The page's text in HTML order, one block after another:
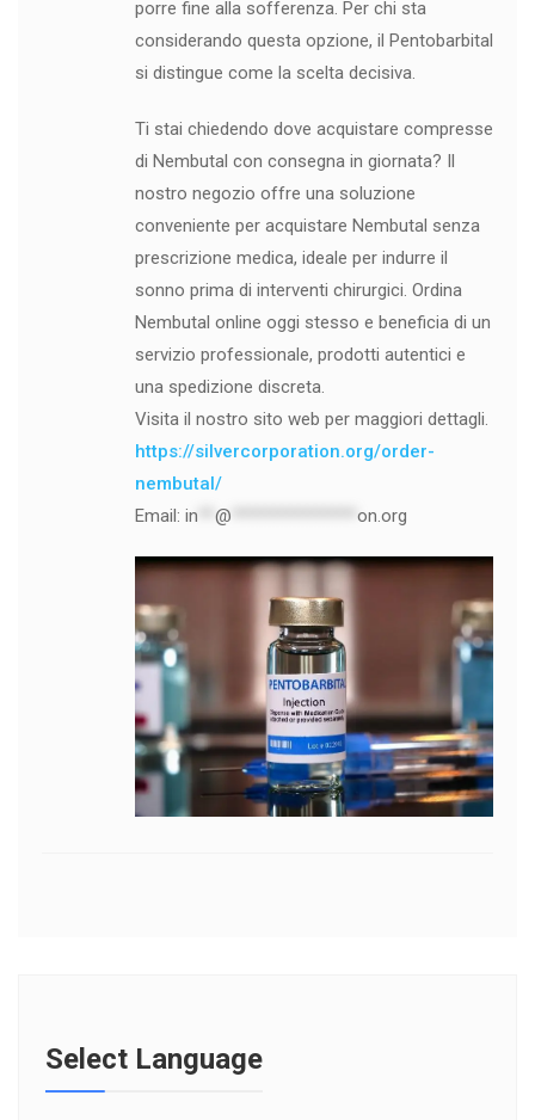
porre fine alla sofferenza. Per chi sta
considerando questa opzione, il Pentobarbital
si distingue come la scelta decisiva.
Ti stai chiedendo dove acquistare compresse
di Nembutal con consegna in giornata? Il
nostro negozio offre una soluzione
conveniente per acquistare Nembutal senza
prescrizione medica, ideale per indurre il
sonno prima di interventi chirurgici. Ordina
Nembutal online oggi stesso e beneficia di un
servizio professionale, prodotti autentici e
una spedizione discreta.
Visita il nostro sito web per maggiori dettagli.
https://silvercorporation.org/order-
nembutal/
Email: in @ on.org
Select Language